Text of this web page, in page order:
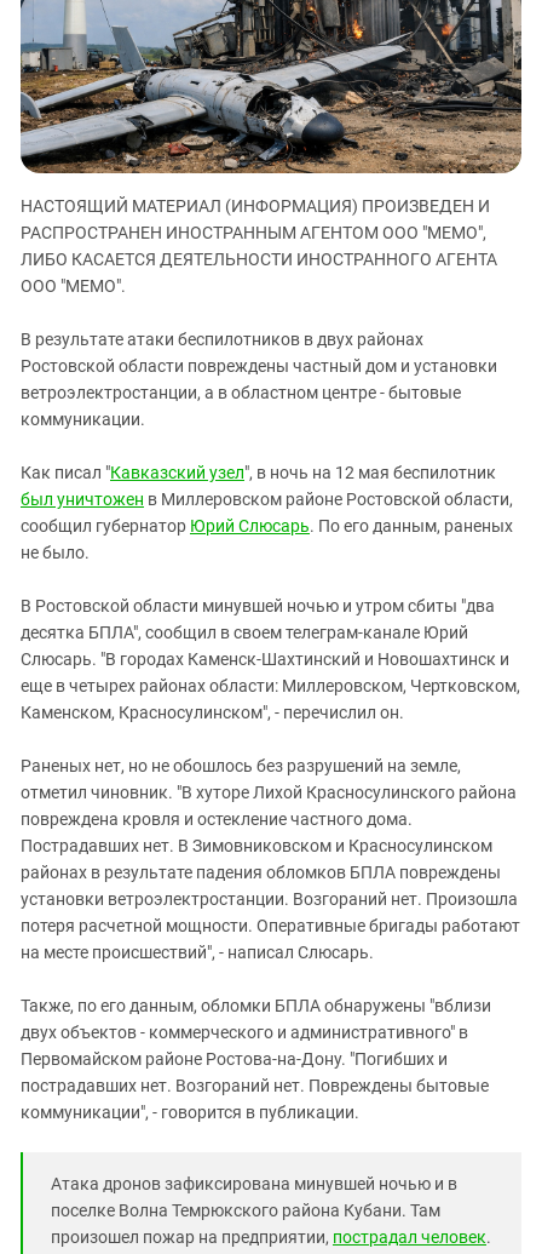
ЗАСТАВЛЯЕТ
КАВКАЗ ЗА ПАЛЕСТИНУ
ИНАКОМЫСЛИЕ В ЧЕЧНЕ
ПРЕСЛЕДОВАНИЕ АКТИВИСТОВ
МОБИЛИЗАЦИЯ И ПРОТЕСТЫ
Ингушетия
Кабардино-Балкария
Калмыкия
Карачаево-Черкесия
Краснодарский край
Российская Федерация
Северная Осетия - Алания
СКФО
Ставропольский край
Чечня
Южная Осетия
Южный Кавказ
НАСТОЯЩИЙ МАТЕРИАЛ (ИНФОРМАЦИЯ) ПРОИЗВЕДЕН И
РАСПРОСТРАНЕН ИНОСТРАННЫМ АГЕНТОМ ООО "МЕМО",
ЛИБО КАСАЕТСЯ ДЕЯТЕЛЬНОСТИ ИНОСТРАННОГО АГЕНТА
ООО "МЕМО".
В результате атаки беспилотников в двух районах
Ростовской области повреждены частный дом и установки
ветроэлектростанции, а в областном центре - бытовые
коммуникации.
Как писал "Кавказский узел", в ночь на 12 мая беспилотник
был уничтожен в Миллеровском районе Ростовской области,
сообщил губернатор Юрий Слюсарь. По его данным, раненых
не было.
В Ростовской области минувшей ночью и утром сбиты "два
десятка БПЛА", сообщил в своем телеграм-канале Юрий
Слюсарь. "В городах Каменск-Шахтинский и Новошахтинск и
еще в четырех районах области: Миллеровском, Чертковском,
Каменском, Красносулинском", - перечислил он.
Раненых нет, но не обошлось без разрушений на земле,
отметил чиновник. "В хуторе Лихой Красносулинского района
повреждена кровля и остекление частного дома.
Пострадавших нет. В Зимовниковском и Красносулинском
районах в результате падения обломков БПЛА повреждены
установки ветроэлектростанции. Возгораний нет. Произошла
потеря расчетной мощности. Оперативные бригады работают
на месте происшествий", - написал Слюсарь.
Также, по его данным, обломки БПЛА обнаружены "вблизи
двух объектов - коммерческого и административного" в
Первомайском районе Ростова-на-Дону. "Погибших и
пострадавших нет. Возгораний нет. Повреждены бытовые
коммуникации", - говорится в публикации.
Атака дронов зафиксирована минувшей ночью и в
поселке Волна Темрюкского района Кубани. Там
произошел пожар на предприятии, пострадал человек.